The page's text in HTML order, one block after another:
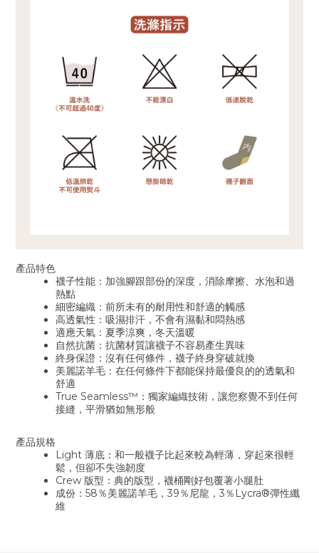
產品特色
襪子性能：加強腳跟部份的深度，消除摩擦、水泡和過
熱點
細密編織：前所未有的耐用性和舒適的觸感
高透氣性：吸濕排汗，不會有濕黏和悶熱感
適應天氣：夏季涼爽，冬天溫暖
自然抗菌：抗菌材質讓襪子不容易產生異味
終身保證：沒有任何條件，襪子終身穿破就換
美麗諾羊毛：在任何條件下都能保持最優良的的透氣和
舒適
True Seamless™：獨家編織技術，讓您察覺不到任何
接縫，平滑猶如無形般
產品規格
Light 薄底： 和一般襪子比起來較為輕薄 ，穿起來很輕
鬆 ，但卻不失強韌度
Crew 版型：典的版型 ，襪桶剛好包覆著小腿肚
成份：58％美麗諾羊毛，39％尼龍，3％Lycra®彈性纖
維